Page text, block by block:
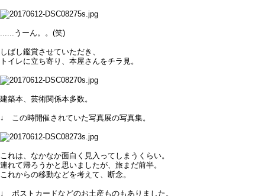
......うーん。。(笑)
しばし鑑賞させていただき、
トイレに立ち寄り、本屋さんをチラ見。
建築本、芸術関係本多数。
↓ この時開催されていた写真展の写真集。
これは、なかなか面白く見入ってしまうくらい。
連れて帰ろうかと思いましたが、旅まだ前半。
これからの移動などを考えて、断念。
↓ ポストカードなどのお土産ものもありました。